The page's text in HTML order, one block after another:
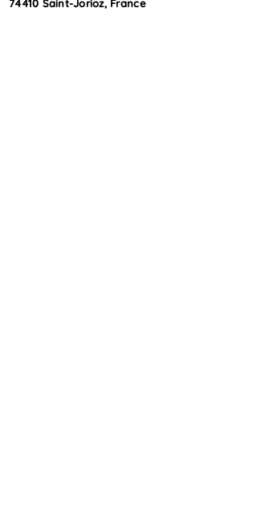
74410 Saint-Jorioz, France​​